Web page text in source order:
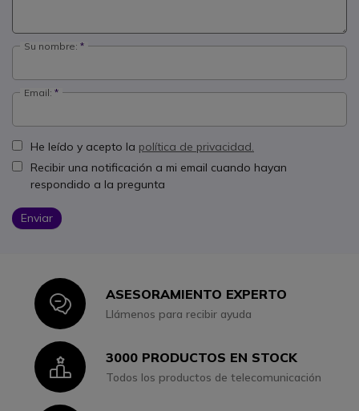
Su nombre:
Email:
He leído y acepto la política de privacidad.
Recibir una notificación a mi email cuando hayan
respondido a la pregunta
Enviar
IconASESORAMIENTO EXPERTO
Llámenos para recibir ayuda
Icon3000 PRODUCTOS EN STOCK
Todos los productos de telecomunicación